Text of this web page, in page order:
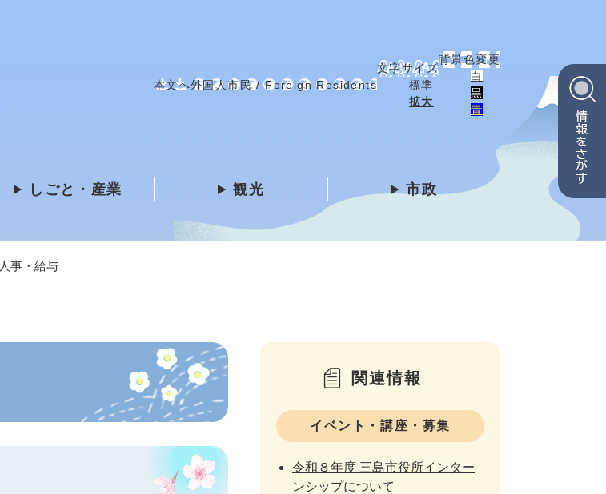
本文へ外国人市民 / Foreign Residents
文字サイズ
標準
拡大
背景色変更
白
黒
青
しごと・産業 観光 市政
人事・給与
関連情報
イベント・講座・募集
令和８年度 三島市役所インター
ンシップについて